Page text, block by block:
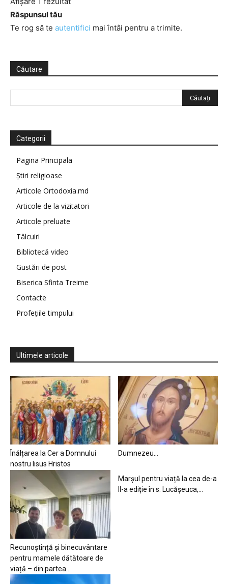
Răspunsul tău
Te rog să te autentifici mai întâi pentru a trimite.
Căutare
Categorii
Pagina Principala
Știri religioase
Articole Ortodoxia.md
Articole de la vizitatori
Articole preluate
Tâlcuiri
Bibliotecă video
Gustări de post
Biserica Sfinta Treime
Contacte
Profețiile timpului
Ultimele articole
Înălțarea la Cer a Domnului
nostru Iisus Hristos
Dumnezeu…
Recunoștință și binecuvântare
pentru mamele dătătoare de
viață – din partea...
Marșul pentru viață la cea de-a
II-a ediție în s. Lucășeuca,...